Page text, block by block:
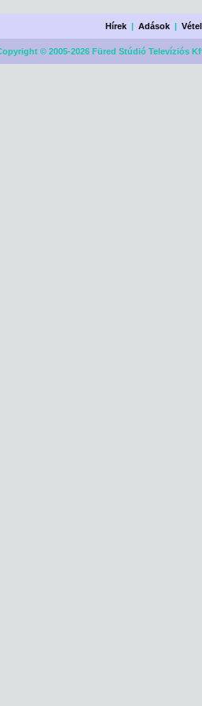
Hírek |Adások |
© 2005-2026 Füred Stúdió Televíziós